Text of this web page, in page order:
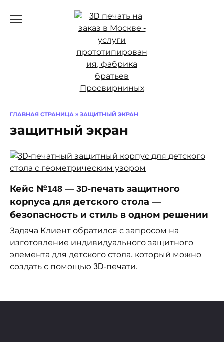
ГЛАВНАЯ СТРАНИЦА » ЗАЩИТНЫЙ ЭКРАН
защитный экран
Кейс №148 — 3D-печать защитного
корпуса для детского стола —
безопасность и стиль в одном решении
Задача Клиент обратился с запросом на
изготовление индивидуального защитного
элемента для детского стола, который можно
создать с помощью 3D-печати.